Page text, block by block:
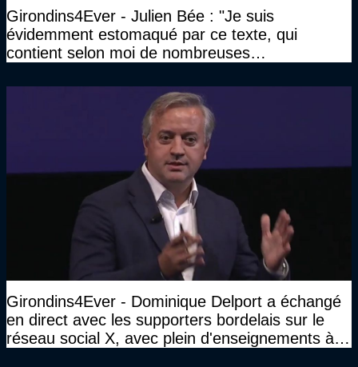
Girondins4Ever - Julien Bée : "Je suis
évidemment estomaqué par ce texte, qui
contient selon moi de nombreuses
plan juridique"
Girondins4Ever - Dominique Delport a échangé
en direct avec les supporters bordelais sur le
réseau social X, avec plein d'enseignements à la